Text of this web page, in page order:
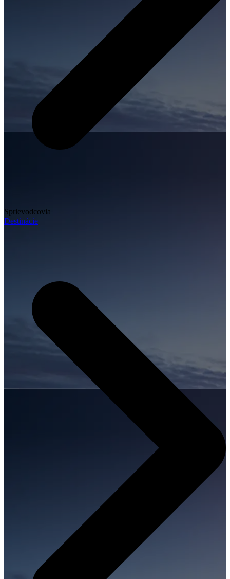
Sprievodcovia
Destinácie